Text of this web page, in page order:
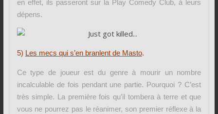
en effet, ils passeront sur la Play Comedy Club, à leurs
dépens.
5) Les mecs qui s’en branlent de Masto.
Ce type de joueur est du genre à mourir un nombre
incalculable de fois pendant une partie. Pourquoi ? C’est
très simple. La première fois qu’il tombera à terre et que
vous ne pourrez pas le réanimer, son premier réflexe à la